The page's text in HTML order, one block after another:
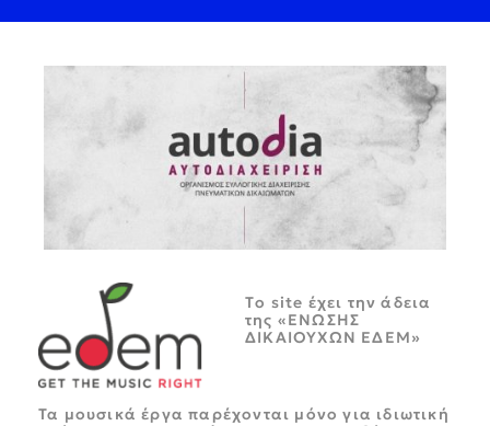
Tο site έχει την άδεια
της «ΕΝΩΣΗΣ
ΔΙΚΑΙΟΥΧΩΝ ΕΔΕΜ»
Τα μουσικά έργα παρέχονται μόνο για ιδιωτική